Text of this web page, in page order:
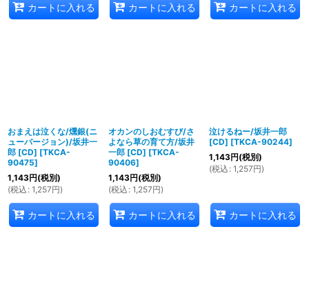
カートに入れる カートに入れる カートに入れる
おまえは泣くな/燻銀(ニ
ューバージョン)/坂井一
郎 [CD] [TKCA-
90475]
1,143円(税別)
(税込 : 1,257円)
カートに入れる
オカンのしおむすび/さ
よなら草の育て方/坂井
一郎 [CD] [TKCA-
90406]
1,143円(税別)
(税込 : 1,257円)
カートに入れる
泣けるねー/坂井一郎
[CD] [TKCA-90244]
1,143円(税別)
(税込 : 1,257円)
カートに入れる